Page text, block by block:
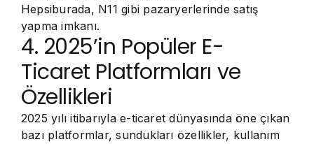
Hepsiburada, N11 gibi pazaryerlerinde satış
yapma imkanı.
4. 2025’in Popüler E-
Ticaret Platformları ve
Özellikleri
2025 yılı itibarıyla e-ticaret dünyasında öne çıkan
bazı platformlar, sundukları özellikler, kullanım